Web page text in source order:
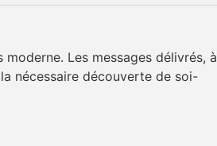
Les messages délivrés, à
nécessaire découverte de soi-